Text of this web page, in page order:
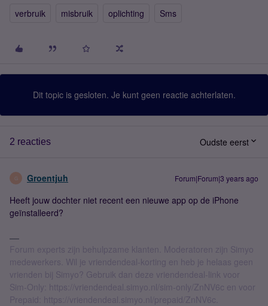
verbruik misbruik oplichting Sms
Dit topic is gesloten. Je kunt geen reactie achterlaten.
2 reacties Oudste eerst
G Groentjuh Forum|Forum|3 years ago
Heeft jouw dochter niet recent een nieuwe app op de iPhone
geïnstalleerd?
Forum experts zijn behulpzame klanten. Moderatoren zijn Simyo
medewerkers. Wil je vriendendeal-korting en heb je helaas geen
vrienden bij Simyo? Gebruik dan deze vriendendeal-link voor
Sim-Only: https://vriendendeal.simyo.nl/sim-only/ZnNV6c en voor
Prepaid: https://vriendendeal.simyo.nl/prepaid/ZnNV6c.